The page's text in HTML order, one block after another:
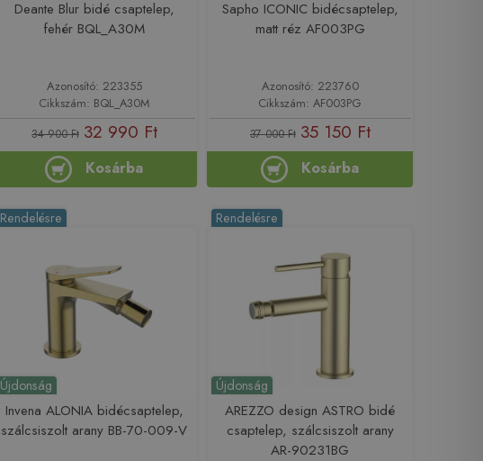
Deante Blur bidé csaptelep,
fehér BQL_A30M
Azonosító: 223355
Cikkszám: BQL_A30M
34 900 Ft 32 990 Ft
Kosárba
Sapho ICONIC bidécsaptelep,
matt réz AF003PG
Azonosító: 223760
Cikkszám: AF003PG
37 000 Ft 35 150 Ft
Kosárba
Újdonság
Rendelésre
Invena ALONIA bidécsaptelep,
szálcsiszolt arany BB-70-009-V
Újdonság
Rendelésre
AREZZO design ASTRO bidé
csaptelep, szálcsiszolt arany
AR-90231BG